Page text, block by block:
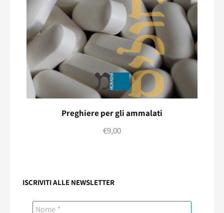
Preghiere per gli ammalati
€9,00
ISCRIVITI ALLE NEWSLETTER